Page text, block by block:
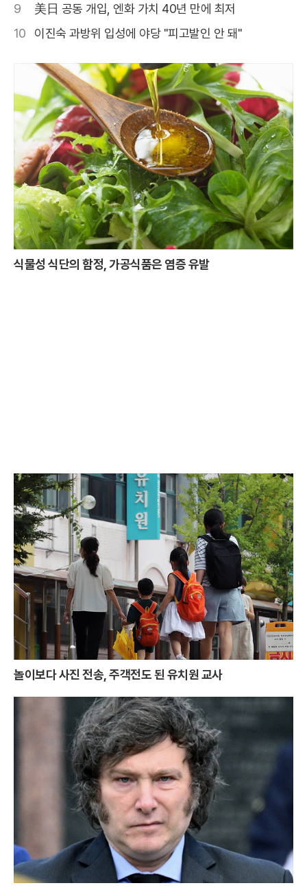
9
美日 공동 개입, 엔화 가치 40년 만에 최저
10
이진숙 과방위 입성에 야당 "피고발인 안 돼"
식물성 식단의 함정, 가공식품은 염증 유발
놀이보다 사진 전송, 주객전도 된 유치원 교사